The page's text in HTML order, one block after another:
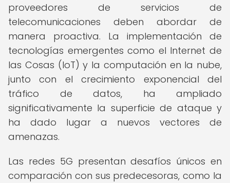
proveedores de servicios de
telecomunicaciones deben abordar de
manera proactiva. La implementación de
tecnologías emergentes como el Internet de
las Cosas (IoT) y la computación en la nube,
junto con el crecimiento exponencial del
tráfico de datos, ha ampliado
significativamente la superficie de ataque y
ha dado lugar a nuevos vectores de
amenazas.
Las redes 5G presentan desafíos únicos en
comparación con sus predecesoras, como la